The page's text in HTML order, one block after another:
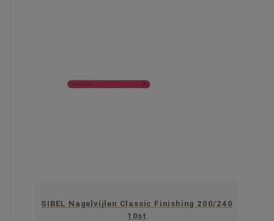
SIBEL Nagelvijlen Classic Finishing 200/240
10st